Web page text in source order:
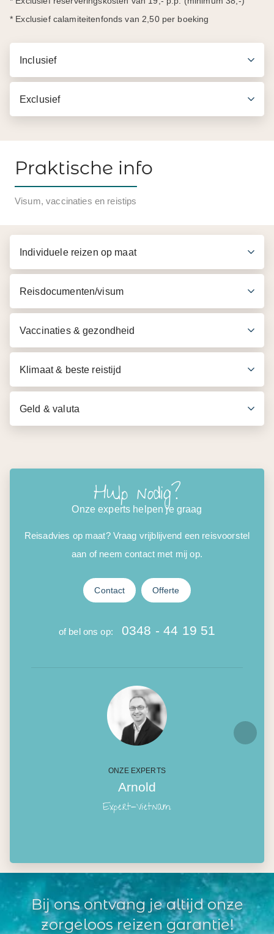
* Exclusief calamiteitenfonds van 2,50 per boeking
Inclusief
Exclusief
Inbegrepen in de prijs
Lokale Engelssprekende gids
Drinkwater
Bezoek aan de keizerlijke citadel
Bezoek aan de Thien Mu pagode
inbegrepen
Praktische info
Visum, vaccinaties en reistips
Individuele reizen op maat
Reisdocumenten/visum
Vaccinaties & gezondheid
Klimaat & beste reistijd
Geld & valuta
Hulp nodig?
Onze experts helpen je graag
Reisadvies op maat? Vraag vrijblijvend een reisvoorstel
aan of neem contact met mij op.
Contact Offerte
of bel ons op: 0348 - 44 19 51
ONZE EXPERTS
Arnold
Expert-Vietnam
Bij ons ontvang je altijd onze
zorgeloos reizen garantie!